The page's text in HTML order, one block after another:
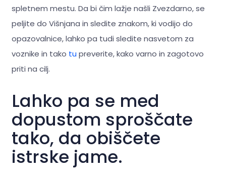
spletnem mestu. Da bi čim lažje našli Zvezdarno, se
peljite do Višnjana in sledite znakom, ki vodijo do
opazovalnice, lahko pa tudi sledite nasvetom za
voznike in tako tupreverite, kako varno in zagotovo
priti na cilj.
Lahko pa se med
dopustom sproščate
tako, da obiščete
istrske jame.